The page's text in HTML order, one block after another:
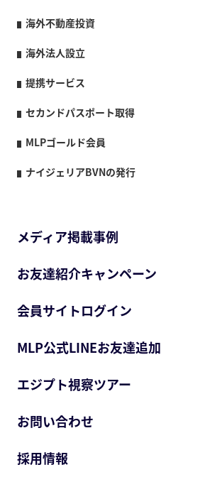
海外不動産投資
海外法人設立
提携サービス
セカンドパスポート取得
MLPゴールド会員
ナイジェリアBVNの発行
メディア掲載事例
お友達紹介キャンペーン
会員サイトログイン
MLP公式LINEお友達追加
エジプト視察ツアー
お問い合わせ
採用情報